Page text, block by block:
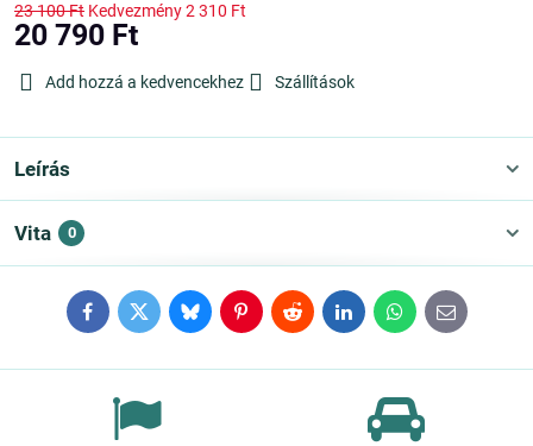
23 100 Ft Kedvezmény2 310 Ft
20 790 Ft
Add hozzá a kedvencekhez Szállítások
Leírás
Vita 0
FacebookTwitterBlueskyPinterestRedditLinkedInWhatsApp
E-
mail